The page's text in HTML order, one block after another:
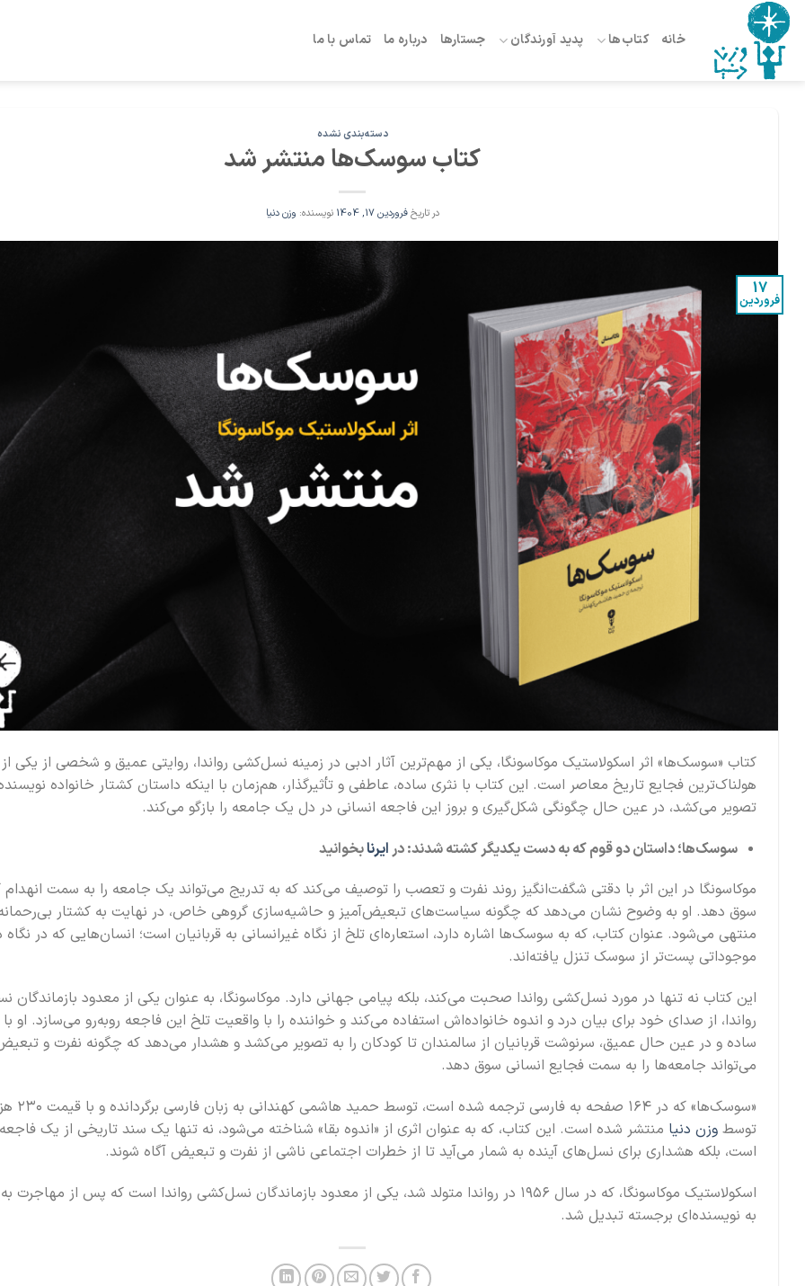
Skip
content
خانه کتاب‌ها پدید آورندگان جستارها درباره ما تماس با ما
دسته‌بندی نشده
کتاب سوسک‌ها منتشر شد
در تاریخفروردین 17, 1404 نویسنده: وزن دنیا
17
فروردین
کتاب «سوسک‌ها» اثر اسکولاستیک موکاسونگا، یکی از مهم‌ترین آثار ادبی در زمینه نسل‌کشی رواندا، روایتی عمیق و شخصی از یکی از
هولناک‌ترین فجایع تاریخ معاصر است. این کتاب با نثری ساده، عاطفی و تأثیرگذار، هم‌زمان با اینکه داستان کشتار خانواده
تصویر می‌کشد، در عین حال چگونگی شکل‌گیری و بروز این فاجعه انسانی در دل یک جامعه را بازگو می‌کند.
سوسک‌ها؛ داستان دو قوم که به دست یکدیگر کشته شدند: در ایرنابخوانید
موکاسونگا در این اثر با دقتی شگفت‌انگیز روند نفرت و تعصب را توصیف می‌کند که به تدریج می‌تواند یک جامعه را به سمت انهدام
سوق دهد. او به وضوح نشان می‌دهد که چگونه سیاست‌های تبعیض‌آمیز و حاشیه‌سازی گروهی خاص، در نهایت به کشتار
منتهی می‌شود. عنوان کتاب، که به سوسک‌ها اشاره دارد، استعاره‌ای تلخ از نگاه غیرانسانی به قربانیان است؛ انسان‌هایی که در نگاه
موجوداتی پست‌تر از سوسک تنزل یافته‌اند.
این کتاب نه تنها در مورد نسل‌کشی رواندا صحبت می‌کند، بلکه پیامی جهانی دارد. موکاسونگا، به عنوان یکی از معدود
رواندا، از صدای خود برای بیان درد و اندوه خانواده‌اش استفاده می‌کند و خواننده را با واقعیت تلخ این فاجعه روبه‌رو می‌سازد. او با
ساده و در عین حال عمیق، سرنوشت قربانیان از سالمندان تا کودکان را به تصویر می‌کشد و هشدار می‌دهد که چگونه نفرت و
می‌تواند جامعه‌ها را به سمت فجایع انسانی سوق دهد.
«سوسک‌ها» که در
توسط وزن دنیا منتشر شده است. این کتاب، که به عنوان اثری از «اندوه بقا» شناخته می‌شود، نه تنها یک سند تاریخی از یک
است، بلکه هشداری برای نسل‌های آینده به شمار می‌آید تا از خطرات اجتماعی ناشی از نفرت و تبعیض آگاه شوند.
اسکولاستیک موکاسونگا، که در سال ۱۹۵۶ در رواندا متولد شد، یکی از معدود بازماندگان نسل‌کشی رواندا است که پس از
به نویسنده‌ای برجسته تبدیل شد.